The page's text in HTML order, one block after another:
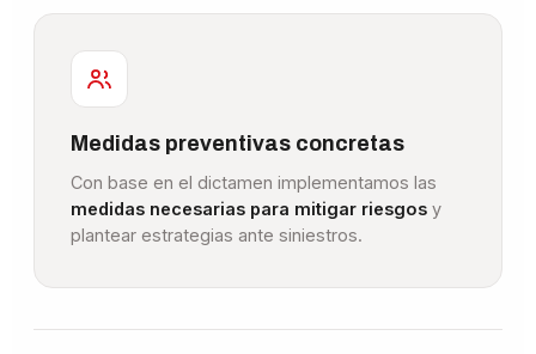
Medidas preventivas concretas
Con base en el dictamen implementamos las
medidas necesarias para mitigar riesgos y
plantear estrategias ante siniestros.